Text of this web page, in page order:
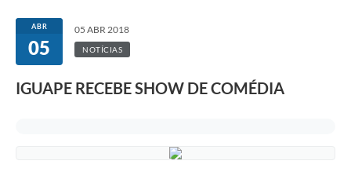
ABR
05
05 ABR 2018
NOTÍCIAS
IGUAPE RECEBE SHOW DE COMÉDIA